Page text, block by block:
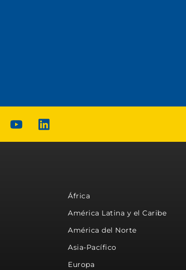
África
América Latina y el Caribe
América del Norte
Asia-Pacífico
Europa